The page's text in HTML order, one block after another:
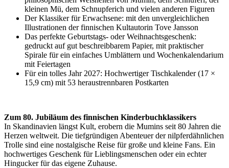
kleinen Mü, dem Schnupferich und vielen anderen Figuren
Der Klassiker für Erwachsene: mit den unvergleichlichen
Illustrationen der finnischen Kultautorin Tove Jansson
Das perfekte Geburtstags- oder Weihnachtsgeschenk:
gedruckt auf gut beschreibbarem Papier, mit praktischer
Spirale für ein einfaches Umblättern und Wochenkalendarium
mit Feiertagen
Für ein tolles Jahr 2027: Hochwertiger Tischkalender (17 ×
15,9 cm) mit 53 heraustrennbaren Postkarten
Zum 80. Jubiläum des finnischen Kinderbuchklassikers
In Skandinavien längst Kult, erobern die Mumins seit 80 Jahren die
Herzen weltweit. Die tiefgründigen Abenteuer der nilpferdähnlichen
Trolle sind eine nostalgische Reise für große und kleine Fans. Ein
hochwertiges Geschenk für Lieblingsmenschen oder ein echter
Hingucker für das eigene Zuhause.